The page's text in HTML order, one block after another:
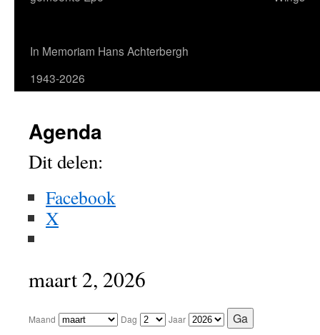
In Memoriam Hans Achterbergh
1943-2026
Agenda
Dit delen:
Facebook
X
maart 2, 2026
Maand Dag Jaar